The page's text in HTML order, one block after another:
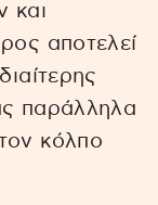
και
αποτελεί
παράλληλα
κόλπο